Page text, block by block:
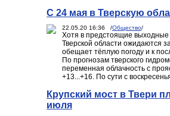
С 24 мая в Тверскую
22.05.20 16:36 /Общество/
Хотя в предстоящие
Тверской области ожидаются
обещает тёплую погоду и к
По прогнозам тверского
переменная облачность с
+13...+16. По сути с
Крупский мост в Твери
июля